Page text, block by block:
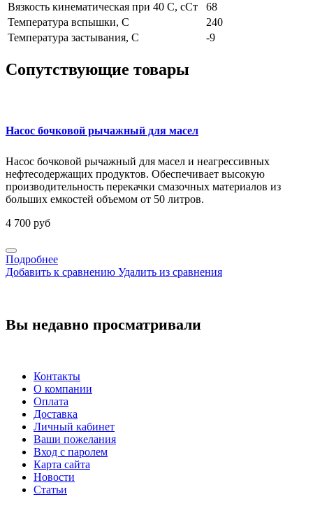
Вязкость кинематическая при 40 С, сСт
68
Температура вспышки, С
240
Температура застывания, С
-9
Сопутствующие товары
Насос бочковой рычажный для масел
Насос бочковой рычажный для масел и неагрессивных
нефтесодержащих продуктов. Обеспечивает высокую
производительность перекачки смазочных материалов из
больших емкостей объемом от 50 литров.
4 700 руб
Подробнее
Добавить к сравнению Удалить из сравнения
Вы недавно просматривали
Контакты
О компании
Оплата
Доставка
Личный кабинет
Ваши пожелания
Вход с паролем
Карта сайта
Новости
Статьи